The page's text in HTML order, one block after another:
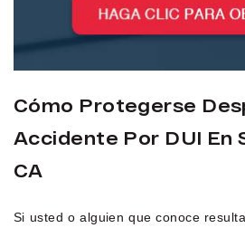
Cómo Protegerse
Accidente Por DUI En
CA
Si usted o alguien que conoce